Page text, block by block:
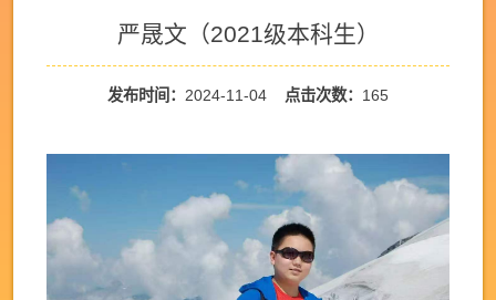
严晟文（2021级本科生）
发布时间： 2024-11-04 点击次数： 165